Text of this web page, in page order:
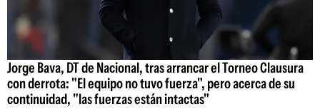
Jorge Bava, DT de Nacional, tras arrancar el Torneo Clausura
con derrota: "El equipo no tuvo fuerza", pero acerca de su
continuidad, "las fuerzas están intactas"